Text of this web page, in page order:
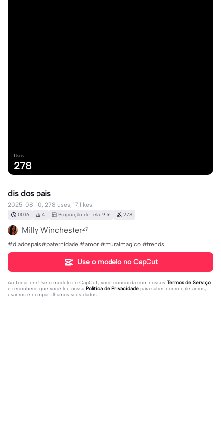
Usos
278
dis dos pais
2025-08-10, 278 uses, 17 likes.
00:16 4 Proporção de tela: 9:16 278
Milly Winchesterᶻ⁷
#diadospais#paternidade #amor #muralmagico #trends
Use o modelo no CapCut
Ao tocar em Use o modelo no CapCut, você concorda com nossos Termos de Serviço
e reconhece que você leu nossa Política de Privacidade para saber como coletamos,
usamos e compartilhamos seus dados.